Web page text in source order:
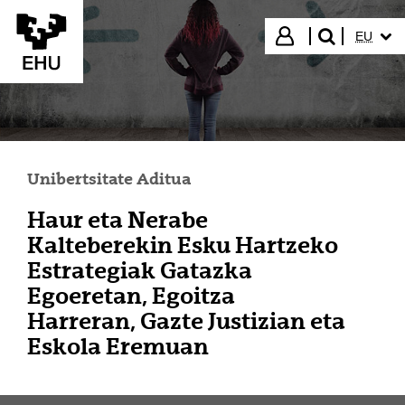
Eduki nagusira joan
Hasi saioa
bilatu"
EU
Unibertsitate Aditua
Haur eta Nerabe
Kalteberekin Esku Hartzeko
Estrategiak Gatazka
Egoeretan, Egoitza
Harreran, Gazte Justizian eta
Eskola Eremuan